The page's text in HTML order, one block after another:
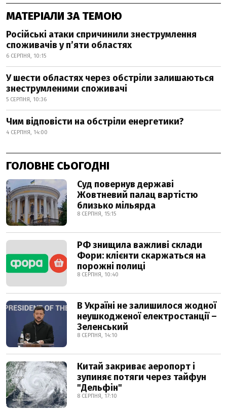
МАТЕРІАЛИ ЗА ТЕМОЮ
Російські атаки спричинили знеструмлення
споживачів у п’яти областях
6 СЕРПНЯ, 10:15
У шести областях через обстріли залишаються
знеструмленими споживачі
5 СЕРПНЯ, 10:36
Чим відповісти на обстріли енергетики?
4 СЕРПНЯ, 14:00
ГОЛОВНЕ СЬОГОДНІ
Суд повернув державі
Жовтневий палац вартістю
близько мільярда
8 СЕРПНЯ, 15:15
РФ знищила важливі склади
Фори: клієнти скаржаться на
порожні полиці
8 СЕРПНЯ, 10:40
В Україні не залишилося жодної
неушкодженої електростанції –
Зеленський
8 СЕРПНЯ, 14:10
Китай закриває аеропорт і
зупиняє потяги через тайфун
"Дельфін"
8 СЕРПНЯ, 17:10